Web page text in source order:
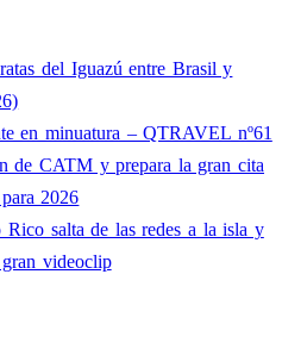
del Iguazú entre Brasil y
en minuatura – QTRAVEL nº61
de CATM y prepara la gran cita
2026
salta de las redes a la isla y
videoclip